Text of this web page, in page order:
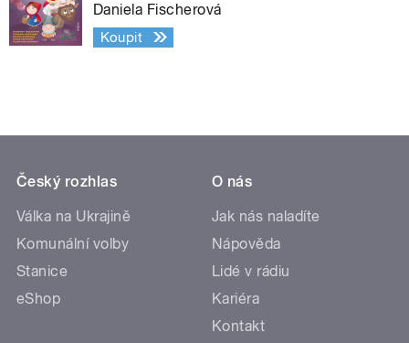
Daniela Fischerová
Koupit
Český rozhlas
Válka na Ukrajině
Komunální volby
Stanice
eShop
O nás
Jak nás naladíte
Nápověda
Lidé v rádiu
Kariéra
Kontakt